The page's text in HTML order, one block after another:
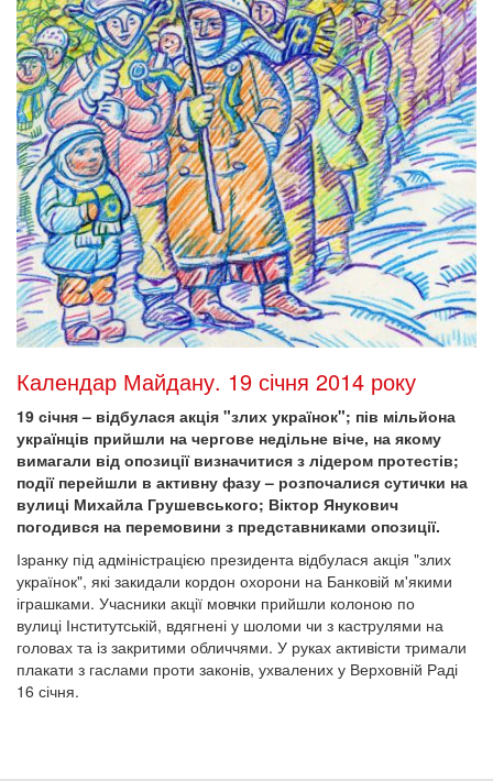
Календар Майдану. 19 січня 2014 року
19 січня – відбулася акція "злих українок"; пів мільйона
українців прийшли на чергове недільне віче, на якому
вимагали від опозиції визначитися з лідером протестів;
події перейшли в активну фазу – розпочалися сутички на
вулиці Михайла Грушевського; Віктор Янукович
погодився на перемовини з представниками опозиції.
Ізранку під адміністрацією президента відбулася акція "злих
українок", які закидали кордон охорони на Банковій м'якими
іграшками. Учасники акції мовчки прийшли колоною по
вулиці Інститутській, вдягнені у шоломи чи з каструлями на
головах та із закритими обличчями. У руках активісти тримали
плакати з гаслами проти законів, ухвалених у Верховній Раді
16 січня.